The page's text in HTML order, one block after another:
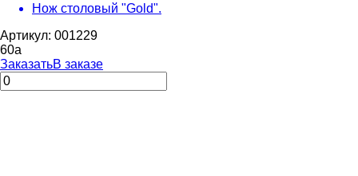
Нож столовый "Gold".
Артикул: 001229
60a
ЗаказатьВ заказе